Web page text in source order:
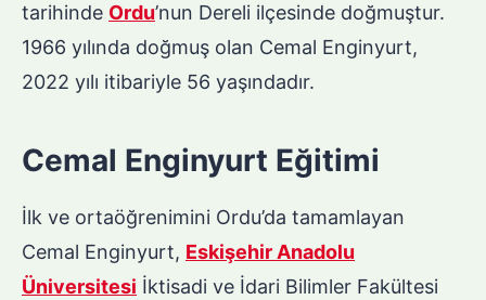
tarihinde Ordu’nun Dereli ilçesinde doğmuştur.
1966 yılında doğmuş olan Cemal Enginyurt,
2022 yılı itibariyle 56 yaşındadır.
Cemal Enginyurt Eğitimi
İlk ve ortaöğrenimini Ordu’da tamamlayan
Cemal Enginyurt, Eskişehir Anadolu
Üniversitesi İktisadi ve İdari Bilimler Fakültesi